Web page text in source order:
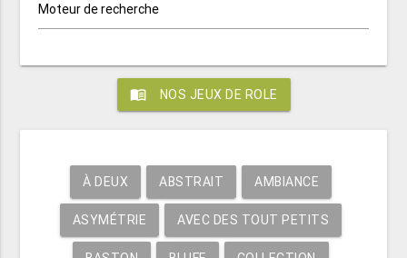
Moteur de recherche
menu_book NOS JEUX DE ROLE
À DEUX ABSTRAIT AMBIANCE
ASYMÉTRIE AVEC DES TOUT PETITS